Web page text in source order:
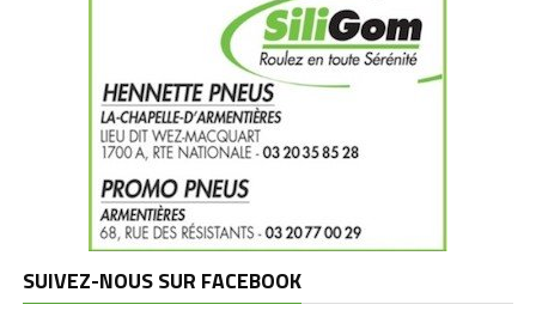
SUIVEZ-NOUS SUR FACEBOOK